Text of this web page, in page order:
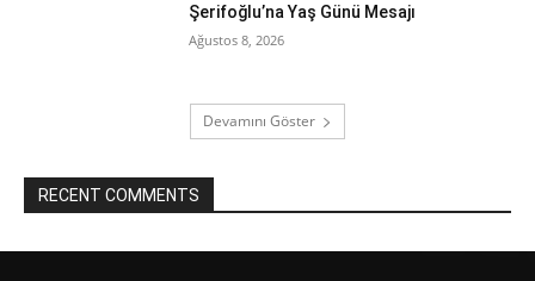
Şerifoğlu’na Yaş Günü Mesajı
Ağustos 8, 2026
Devamını Göster
RECENT COMMENTS